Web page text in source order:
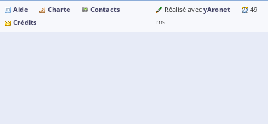
Aide Charte
Contacts
Crédits
Réalisé avec yAronet
49
ms